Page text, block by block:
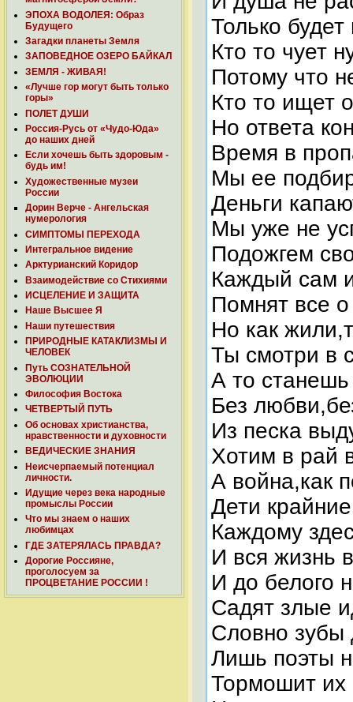
ЭПОХА ВОДОЛЕЯ: Образ
Будущего
Загадки планеты Земля
ЗАПОВЕДНОЕ ОЗЕРО БАЙКАЛ
ЗЕМЛЯ - ЖИВАЯ!
«Лучше гор могут быть только
горы»
ПОЛЕТ ДУШИ
Россия-Русь от «Чудо-Юда»
до наших дней
Если хочешь быть здоровым -
будь им!
Художественные музеи
России
Дорин Верче - Ангельская
нумерология
СИМПТОМЫ ПЕРЕХОДА
Интегральное видение
Арктурианский Коридор
Взаимодействие со Стихиями
ИСЦЕЛЕНИЕ И ЗАЩИТА
Наше Высшее Я
Наши путешествия
ПРИРОДНЫЕ КАТАКЛИЗМЫ И
ЧЕЛОВЕК
Путь СОЗНАТЕЛЬНОЙ
ЭВОЛЮЦИИ
Философия Востока
ЧЕТВЕРТЫЙ ПУТЬ
Об основах христианства,
нравственности и духовности
ВЕДИЧЕСКИЕ ЗНАНИЯ
Неисчерпаемый потенциал
личности.
Идущие через века народные
промыслы России
Что мы знаем о наших
любимцах
ГДЕ ЗАТЕРЯЛАСЬ ПРАВДА?
Дорогие Россияне,
проголосуем за
ПРОЦВЕТАНИЕ РОССИИ !
Только
Кто то чует
Потому что
Кто то ищет
Но ответа
Время в
Мы ее
Деньги
Мы уже не
Подожгем
Каждый сам
Помнят все о
Но как
Ты смотри в
А то станешь
Без
Из песка
Хотим в рай
А война,как
Дети
Каждому
И вся жизнь
И до белого
Садят злые
Словно зубы
Лишь поэты
Тормошит их